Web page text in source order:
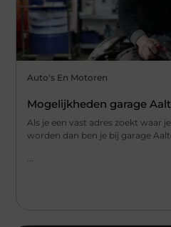
Auto's En Motoren
Mogelijkheden garage
Als je een vast adres zoekt waar
worden dan ben je bij garage
...